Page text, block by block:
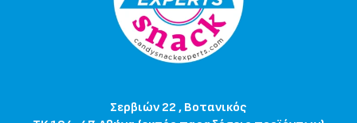
Σερβιών 22 , Βοτανικός